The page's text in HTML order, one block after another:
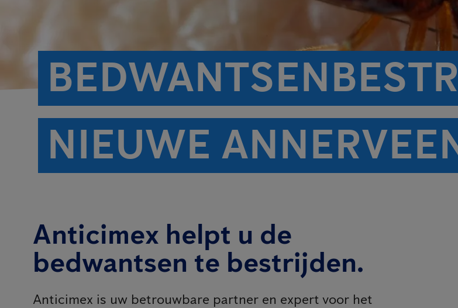
NIEUWE
Anticimex helpt u de
bedwantsen te bestrijden.
Anticimex is uw betrouwbare partner en expert voor het